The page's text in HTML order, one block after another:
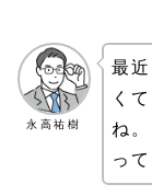
永高祐樹
最
く
ね
っ